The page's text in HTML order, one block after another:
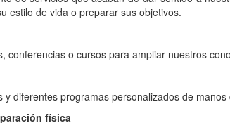
estilo de vida o preparar sus objetivos.
conferencias o cursos para ampliar nuestros
y diferentes programas personalizados de
física